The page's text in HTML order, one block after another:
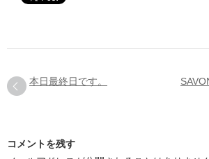
本日最終日です。
コメントを残す